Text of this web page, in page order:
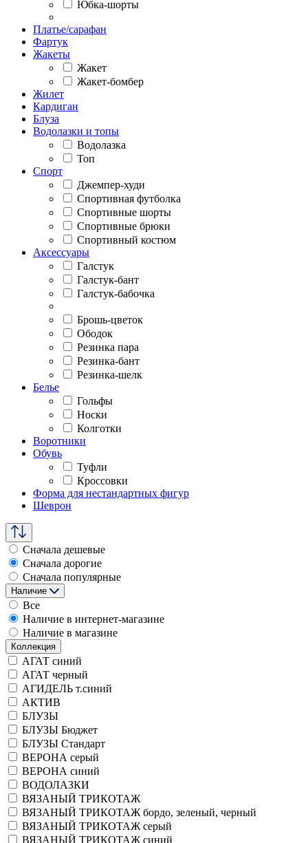
Юбка-шорты
Платье/сарафан
Фартук
Жакеты
Жакет
Жакет-бомбер
Жилет
Кардиган
Блуза
Водолазки и топы
Водолазка
Топ
Спорт
Джемпер-худи
Спортивная футболка
Спортивные шорты
Спортивные брюки
Спортивный костюм
Аксессуары
Галстук
Галстук-бант
Галстук-бабочка
Брошь-цветок
Ободок
Резинка пара
Резинка-бант
Резинка-шелк
Белье
Гольфы
Носки
Колготки
Воротники
Обувь
Туфли
Кроссовки
Форма для нестандартных фигур
Шеврон
Сначала дешевые
Сначала дорогие
Сначала популярные
Наличие
Все
Наличие в интернет-магазине
Наличие в магазине
Коллекция
АГАТ синий
АГАТ черный
АГИДЕЛЬ т.синий
АКТИВ
БЛУЗЫ
БЛУЗЫ Бюджет
БЛУЗЫ Стандарт
ВЕРОНА серый
ВЕРОНА синий
ВОДОЛАЗКИ
ВЯЗАНЫЙ ТРИКОТАЖ
ВЯЗАНЫЙ ТРИКОТАЖ бордо, зеленый, черный
ВЯЗАНЫЙ ТРИКОТАЖ серый
ВЯЗАНЫЙ ТРИКОТАЖ синий